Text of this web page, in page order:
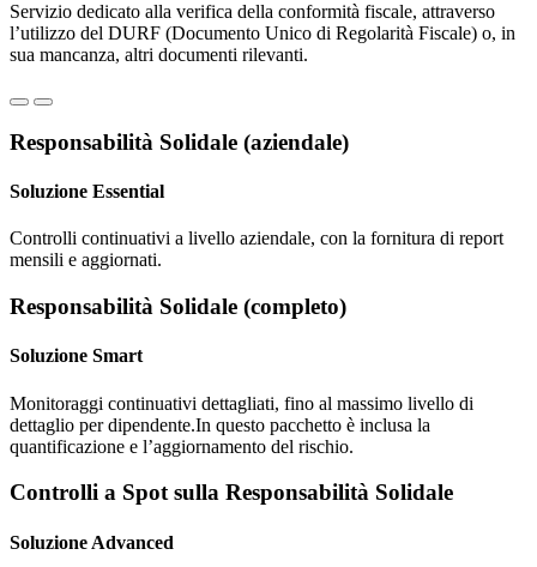
Servizio dedicato alla verifica della conformità fiscale, attraverso
l’utilizzo del DURF (Documento Unico di Regolarità Fiscale) o, in
sua mancanza, altri documenti rilevanti.
Responsabilità Solidale (aziendale)
Soluzione Essential
Controlli continuativi a livello aziendale, con la fornitura di report
mensili e aggiornati.
Responsabilità Solidale (completo)
Soluzione Smart
Monitoraggi continuativi dettagliati, fino al massimo livello di
dettaglio per dipendente.In questo pacchetto è inclusa la
quantificazione e l’aggiornamento del rischio.
Controlli a Spot sulla Responsabilità Solidale
Soluzione Advanced